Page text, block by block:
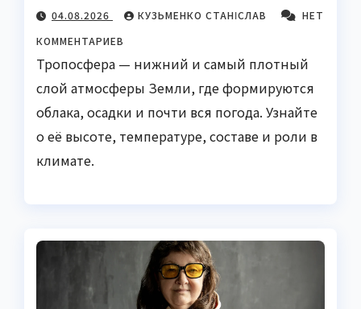
04.08.2026 КУЗЬМЕНКО СТАНІСЛАВ
НЕТ
КОММЕНТАРИЕВ
Тропосфера — нижний и самый плотный
слой атмосферы Земли, где формируются
облака, осадки и почти вся погода. Узнайте
о её высоте, температуре, составе и роли в
климате.